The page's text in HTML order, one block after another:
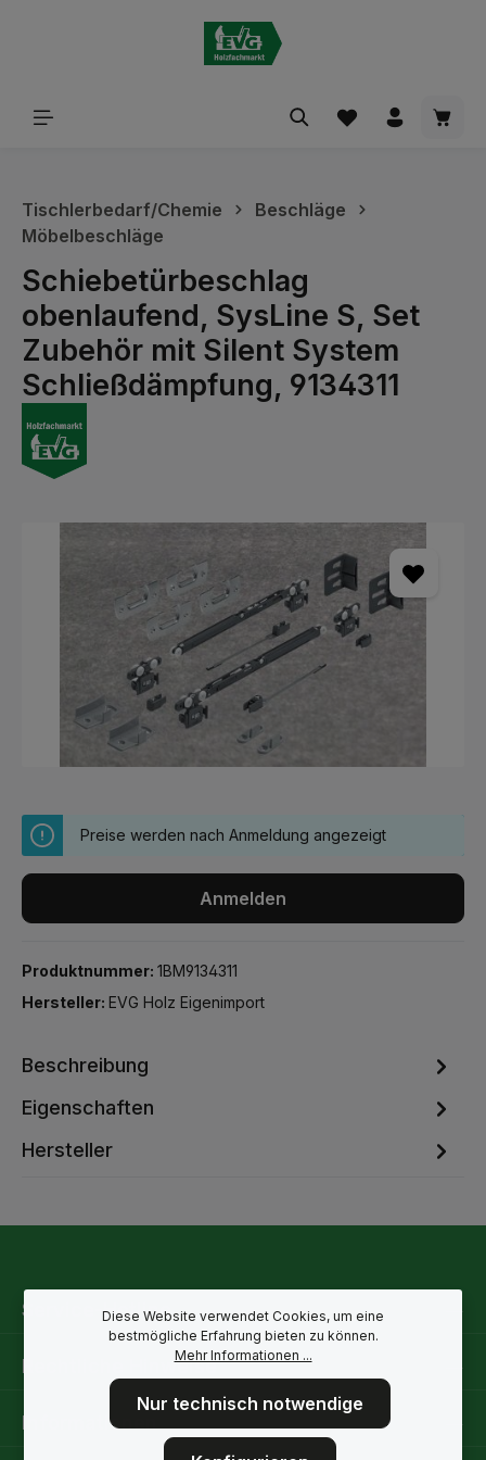
Tischlerbedarf/Chemie
Beschläge
Möbelbeschläge
Schiebetürbeschlag
obenlaufend, SysLine S, Set
Zubehör mit Silent System
Schließdämpfung, 9134311
Preise werden nach Anmeldung angezeigt
Anmelden
Produktnummer: 1BM9134311
Hersteller: EVG Holz Eigenimport
Beschreibung
Eigenschaften
Hersteller
Service-Hotline
Rechtliche Hinweise
Informationen
Diese Website verwendet Cookies, um eine
bestmögliche Erfahrung bieten zu können.
Mehr Informationen ...
Nur technisch notwendige